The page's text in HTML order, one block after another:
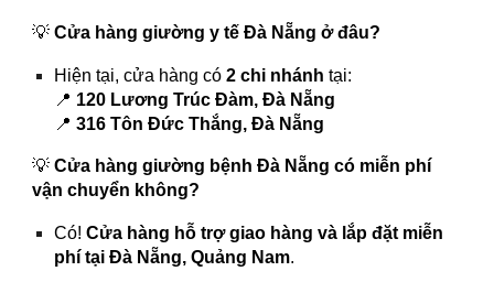
💡Cửa hàng giường y tế Đà Nẵng ở đâu?
Hiện tại, cửa hàng có2 chi nhánh tại:
📍 120 Lương Trúc Đàm, Đà Nẵng
📍316 Tôn Đức Thắng, Đà Nẵng
💡Cửa hàng giường bệnh Đà Nẵng có miễn phí
vận chuyển không?
Có!Cửa hàng hỗ trợ giao hàng và lắp đặt miễn
phí tại Đà Nẵng, Quảng Nam.